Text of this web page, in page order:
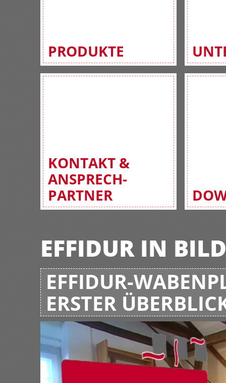
PRODUKTE
KONTAKT &
ANSPRECH-
PARTNER
EFFIDUR IN
EFFIDUR-
ERSTER